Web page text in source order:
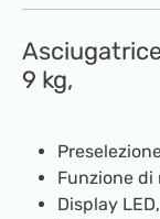
9 kg,
Funzione di
Display LED,